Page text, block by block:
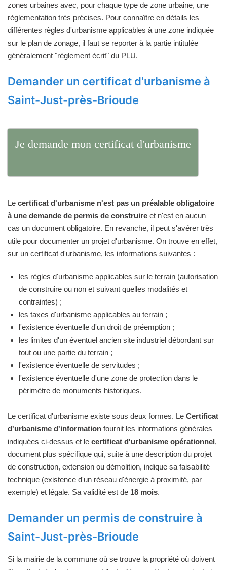
zones urbaines avec, pour chaque type de zone urbaine, une
règlementation très précises. Pour connaître en détails les
différentes règles d'urbanisme applicables à une zone indiquée
sur le plan de zonage, il faut se reporter à la partie intitulée
généralement "règlement écrit" du PLU.
Demander un certificat d'urbanisme à
Saint-Just-près-Brioude
Je demande mon certificat d'urbanisme
Le certificat d'urbanisme n'est pas un préalable obligatoire
à une demande de permis de construire et n'est en aucun
cas un document obligatoire. En revanche, il peut s'avérer très
utile pour documenter un projet d'urbanisme. On trouve en effet,
sur un certificat d'urbanisme, les informations suivantes :
les règles d'urbanisme applicables sur le terrain (autorisation
de construire ou non et suivant quelles modalités et
contraintes) ;
les taxes d'urbanisme applicables au terrain ;
l'existence éventuelle d'un droit de préemption ;
les limites d'un éventuel ancien site industriel débordant sur
tout ou une partie du terrain ;
l'existence éventuelle de servitudes ;
l'existence éventuelle d'une zone de protection dans le
périmètre de monuments historiques.
Le certificat d'urbanisme existe sous deux formes. Le Certificat
d'urbanisme d'information fournit les informations générales
indiquées ci-dessus et le certificat d'urbanisme opérationnel,
document plus spécifique qui, suite à une description du projet
de construction, extension ou démolition, indique sa faisabilité
technique (existence d'un réseau d'énergie à proximité, par
exemple) et légale. Sa validité est de 18 mois.
Demander un permis de construire à
Saint-Just-près-Brioude
Si la mairie de la commune où se trouve la propriété où doivent